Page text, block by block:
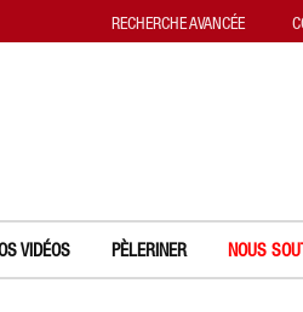
VIDÉOS PÈLERINER NOUS
RECHERCHE AVANCÉE